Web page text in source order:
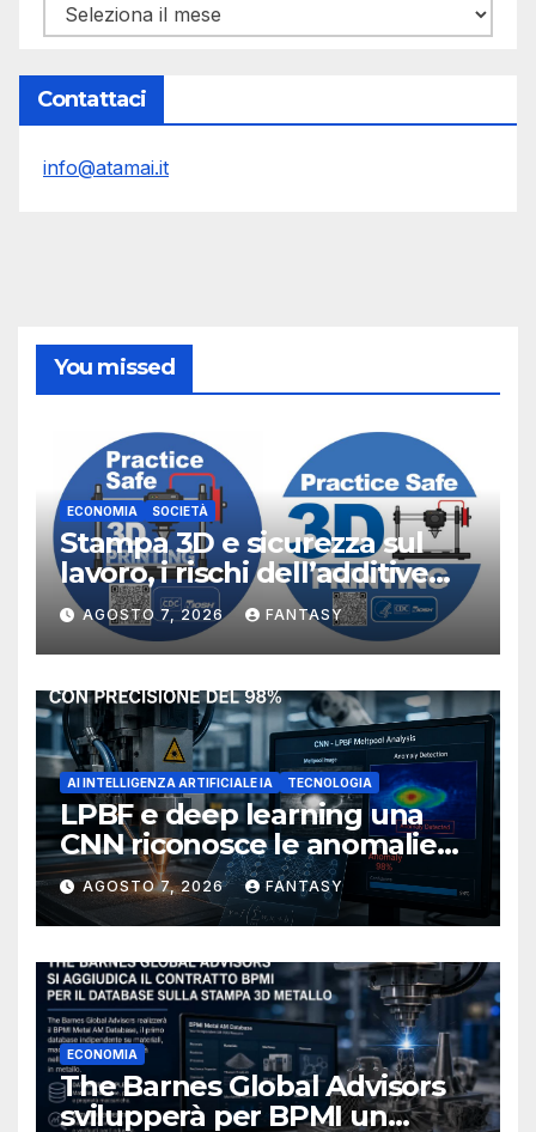
Archivi
Contattaci
info@atamai.it
You missed
ECONOMIA SOCIETÀ
Stampa 3D e sicurezza sul
lavoro, i rischi dell’additive
manufacturing secondo
NIOSH
AGOSTO 7, 2026 FANTASY
AI INTELLIGENZA ARTIFICIALE IA TECNOLOGIA
LPBF e deep learning una
CNN riconosce le anomalie
del bagno di fusione
AGOSTO 7, 2026 FANTASY
ECONOMIA
The Barnes Global Advisors
svilupperà per BPMI un